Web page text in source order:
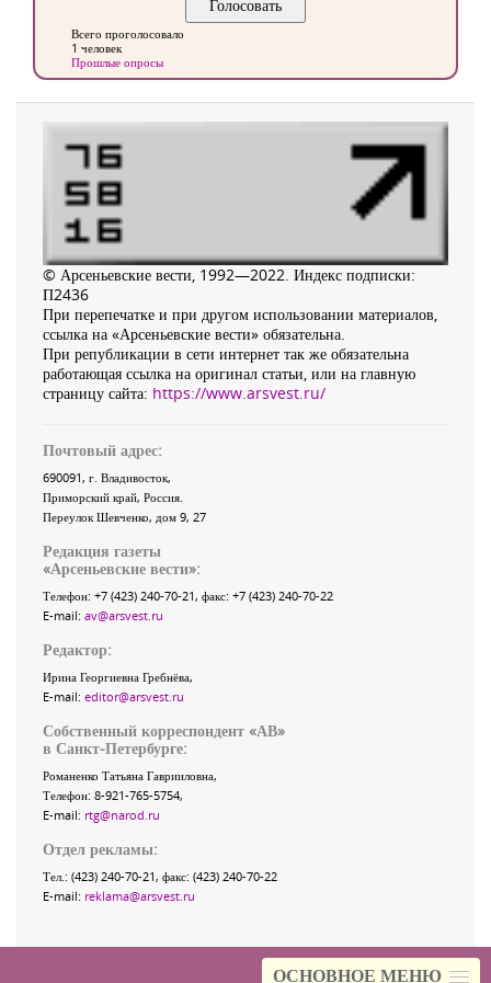
ОСНОВНОЕ МЕНЮ
Всего проголосовало
1 человек
Прошлые опросы
© Арсеньевские вести, 1992—2022. Индекс подписки:
П2436
При перепечатке и при другом использовании материалов,
ссылка на «Арсеньевские вести» обязательна.
При републикации в сети интернет так же обязательна
работающая ссылка на оригинал статьи, или на главную
страницу сайта: https://www.arsvest.ru/
Почтовый адрес:
690091, г. Владивосток,
Приморский край, Россия
Переулок Шевченко, дом 9, 27
Редакция газеты
«Арсеньевские вести»:
Телефон: +7 (423) 240-70-21, факс: +7 (423) 240-70-22
E-mail: av@arsvest.ru
Редактор:
Ирина Георгиевна Гребнёва,
E-mail: editor@arsvest.ru
Собственный корреспондент «АВ»
в Санкт-Петербурге:
Романенко Татьяна Гаврииловна,
Телефон: 8-921-765-5754,
E-mail: rtg@narod.ru
Отдел рекламы:
Тел.: (423) 240-70-21, факс: (423) 240-70-22
E-mail: reklama@arsvest.ru